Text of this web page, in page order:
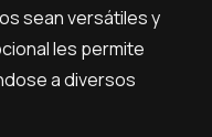
sean versátiles y
les permite
a diversos